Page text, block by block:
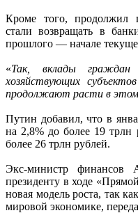
Кроме того, продолжил
стали возвращать в
прошлого — начале
«Так, вклады
хозяйствующих
продолжают расти в этом
Путин добавил, что в
на 2,8% до более 19
более 26 трлн рублей.
Экс-министр финансов
президенту в ходе
новая модель роста, так
мировой экономике,